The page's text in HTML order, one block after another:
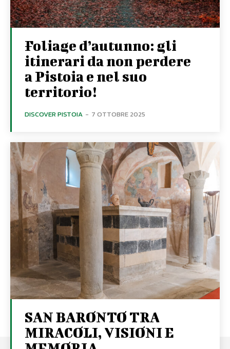
Foliage d’autunno: gli
itinerari da non perdere
a Pistoia e nel suo
territorio!
DISCOVER PISTOIA - 7 OTTOBRE 2025
SAN BARONTO TRA
MIRACOLI, VISIONI E